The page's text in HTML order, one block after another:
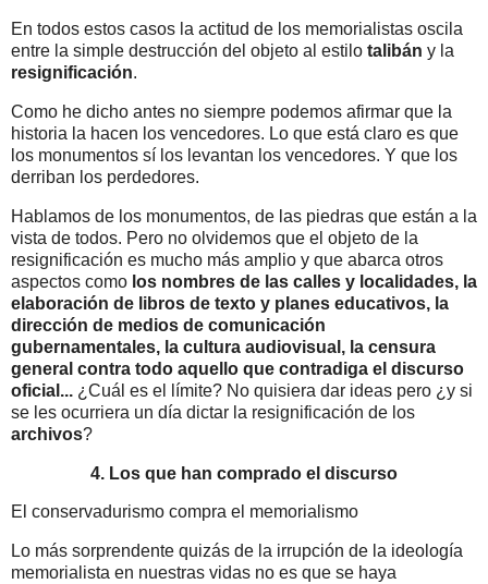
En todos estos casos la actitud de los memorialistas oscila
entre la simple destrucción del objeto al estilo talibán y la
resignificación.
Como he dicho antes no siempre podemos afirmar que la
historia la hacen los vencedores. Lo que está claro es que
los monumentos sí los levantan los vencedores. Y que los
derriban los perdedores.
Hablamos de los monumentos, de las piedras que están a la
vista de todos. Pero no olvidemos que el objeto de la
resignificación es mucho más amplio y que abarca otros
aspectos como los nombres de las calles y localidades, la
elaboración de libros de texto y planes educativos, la
dirección de medios de comunicación
gubernamentales, la cultura audiovisual, la censura
general contra todo aquello que contradiga el discurso
oficial... ¿Cuál es el límite? No quisiera dar ideas pero ¿y si
se les ocurriera un día dictar la resignificación de los
archivos?
4. Los que han comprado el discurso
El conservadurismo compra el memorialismo
Lo más sorprendente quizás de la irrupción de la ideología
memorialista en nuestras vidas no es que se haya